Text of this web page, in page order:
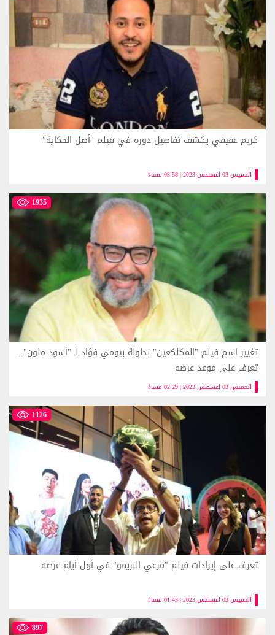
الخميس 03 اغسطس 2023 | 03:58 مساءً
كريم عفيفي يكشف تفاصيل دوره في فيلم "أصل الحكاية"
1935
الخميس 03 اغسطس 2023 | 02:29 مساءً
تغيير اسم فيلم "المكلكعين" بطولة بيومي فؤاد لـ "أسود ملون"..
تعرف على موعد عرضه
1126
الخميس 03 اغسطس 2023 | 01:43 مساءً
تعرف على إيرادات فيلم "مرعي البريمو" في أول أيام عرضه
897